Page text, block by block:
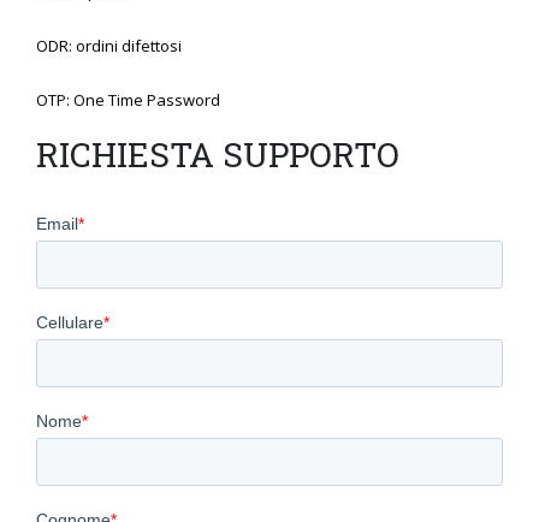
ODR: ordini difettosi
OTP: One Time Password
RICHIESTA SUPPORTO